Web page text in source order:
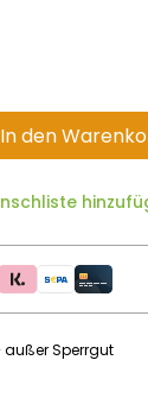
In den
außer Sperrgut